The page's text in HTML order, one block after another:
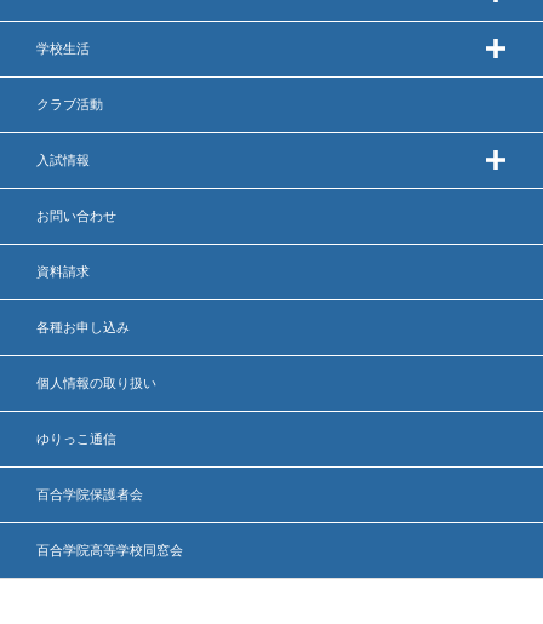
学校生活
クラブ活動
入試情報
お問い合わせ
資料請求
各種お申し込み
個人情報の取り扱い
ゆりっこ通信
百合学院保護者会
百合学院高等学校同窓会
進路指導